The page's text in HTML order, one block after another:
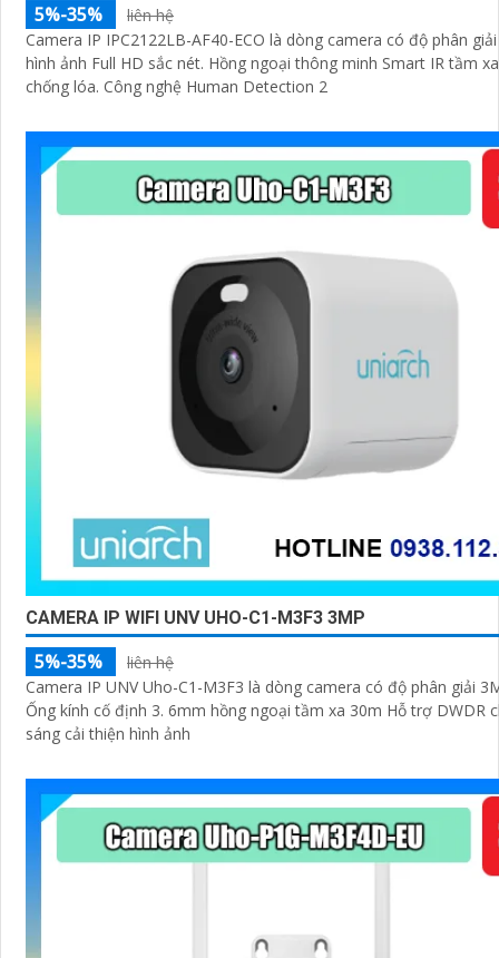
5%-35%
liên hệ
Camera IP IPC2122LB-AF40-ECO là dòng camera có độ phân
hình ảnh Full HD sắc nét. Hồng ngoại thông minh Smart IR tầm
chống lóa. Công nghệ Human Detection 2
CAMERA IP WIFI UNV UHO-C1-M3F3 3MP
5%-35%
liên hệ
Camera IP UNV Uho-C1-M3F3 là dòng camera có độ phân giải
Ống kính cố định 3. 6mm hồng ngoại tầm xa 30m Hỗ trợ DWDR
sáng cải thiện hình ảnh